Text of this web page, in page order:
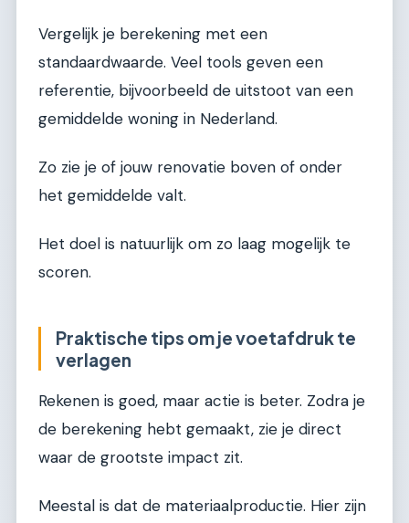
Vergelijk je berekening met een
standaardwaarde. Veel tools geven een
referentie, bijvoorbeeld de uitstoot van een
gemiddelde woning in Nederland.
Zo zie je of jouw renovatie boven of onder
het gemiddelde valt.
Het doel is natuurlijk om zo laag mogelijk te
scoren.
Praktische tips om je voetafdruk te
verlagen
Rekenen is goed, maar actie is beter. Zodra je
de berekening hebt gemaakt, zie je direct
waar de grootste impact zit.
Meestal is dat de materiaalproductie. Hier zijn